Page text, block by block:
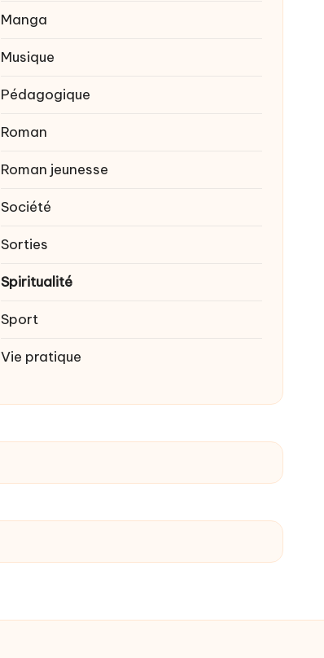
Manga
Musique
Pédagogique
Roman
Roman jeunesse
Société
Sorties
Spiritualité
Sport
Vie pratique